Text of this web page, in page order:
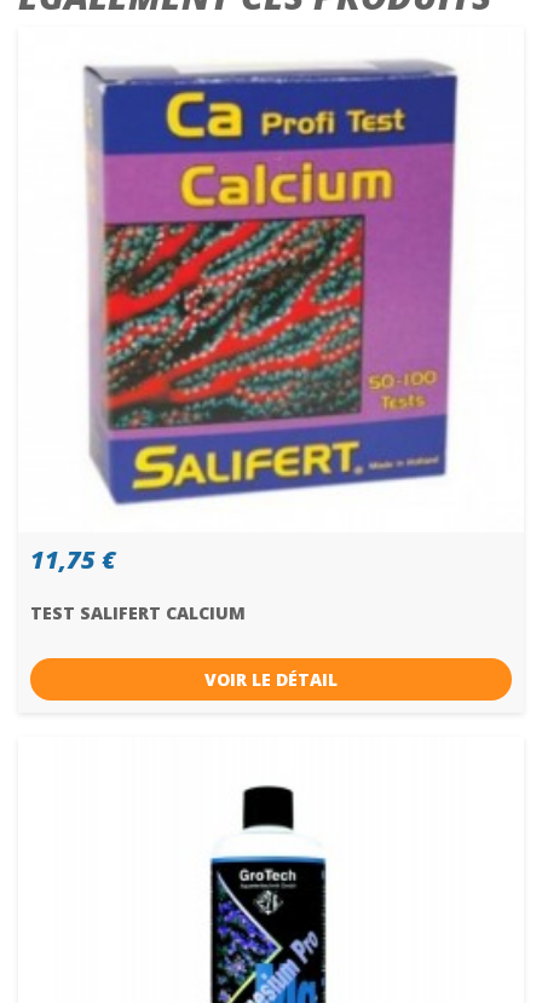
11,75 €
TEST SALIFERT CALCIUM
VOIR LE DÉTAIL